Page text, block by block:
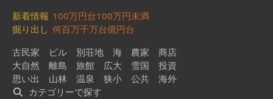
新着情報 100万円台100万円未満
掘り出し 何百万千万台億円台
古民家
ビル 別荘地 海 農家
商店
大自然
離島 旅館 広大 雪国
投資
思い出
山林 温泉 狭小 公共
海外
カテゴリーで探す